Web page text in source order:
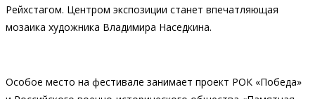
Рейхстагом. Центром экспозиции станет впечатляющая
мозаика художника Владимира Наседкина.
Особое место на фестивале занимает проект РОК «Победа»